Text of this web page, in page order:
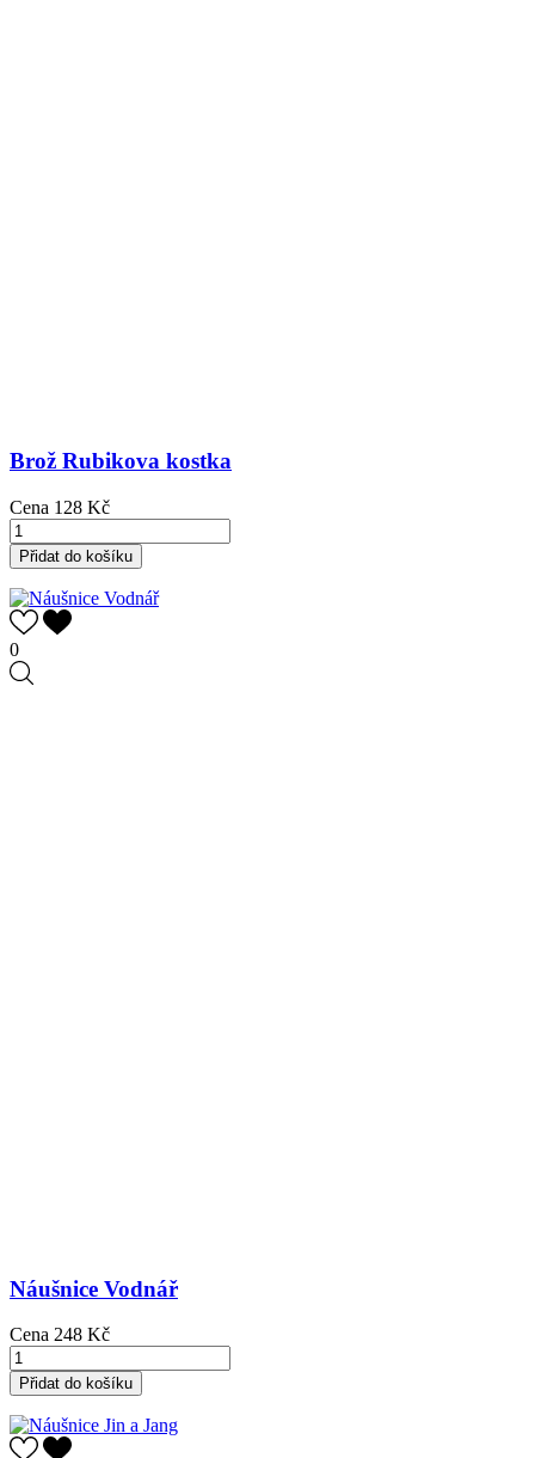
Brož Rubikova kostka
Cena 128 Kč
Přidat do košíku
0
Náušnice Vodnář
Cena 248 Kč
Přidat do košíku